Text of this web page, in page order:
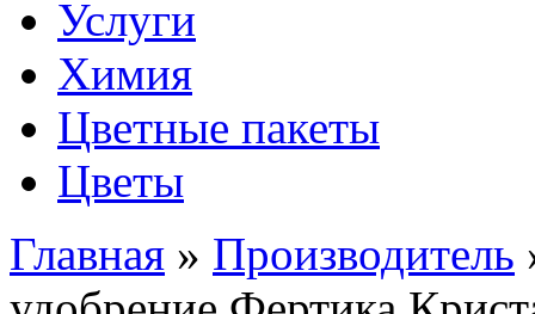
Услуги
Химия
Цветные пакеты
Цветы
Главная » Производитель